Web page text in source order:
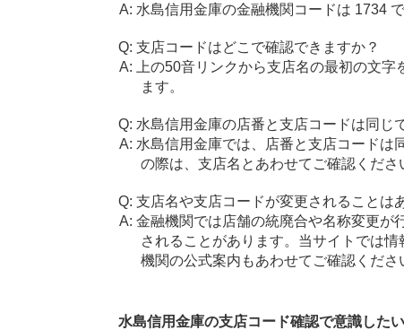
水島信用金庫の金融機関コードは 1734 で
支店コードはどこで確認できますか？
上の50音リンクから支店名の最初の文
ます。
水島信用金庫の店番と支店コードは同じ
水島信用金庫では、店番と支店コードは
の際は、支店名とあわせてご確認くださ
支店名や支店コードが変更されることは
金融機関では店舗の統廃合や名称変更が
されることがあります。当サイトでは
機関の公式案内もあわせてご確認くださ
水島信用金庫の支店コード確認で意識した